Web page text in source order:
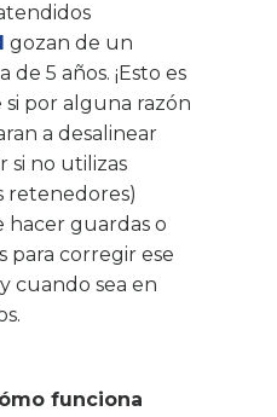
gozan de un
5 años. ¡Esto es
si por alguna razón
a desalinear
si no utilizas
hacer guardas o
para corregir ese
cuando sea en
funciona